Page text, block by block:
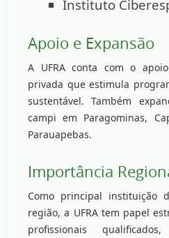
Instituto
Apoio e Expansão
A UFRA conta com o
privada que estimula
sustentável. Também
campi em Paragominas,
Parauapebas.
Importância
Como principal instituição
região, a UFRA tem papel
profissionais